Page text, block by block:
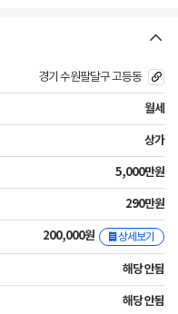
경기 수원팔달구 고등동
월세
상가
5,000만원
290만원
200,000원 상세보기
해당 안됨
해당 안됨